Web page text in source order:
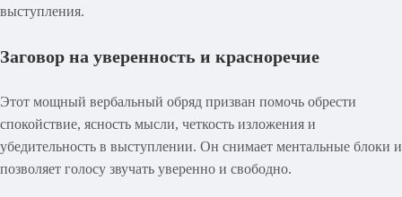
выступления.
Заговор на уверенность и красноречие
Этот мощный вербальный обряд призван помочь обрести
спокойствие, ясность мысли, четкость изложения и
убедительность в выступлении. Он снимает ментальные блоки и
позволяет голосу звучать уверенно и свободно.